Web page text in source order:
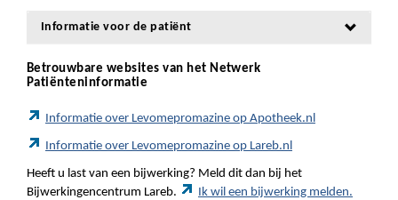
Informatie voor de patiënt
Betrouwbare websites van het Netwerk
Patiënteninformatie
Informatie over Levomepromazine op Apotheek.nl
Informatie over Levomepromazine op Lareb.nl
Heeft u last van een bijwerking? Meld dit dan bij het
Bijwerkingencentrum Lareb.
Ik wil een bijwerking melden.